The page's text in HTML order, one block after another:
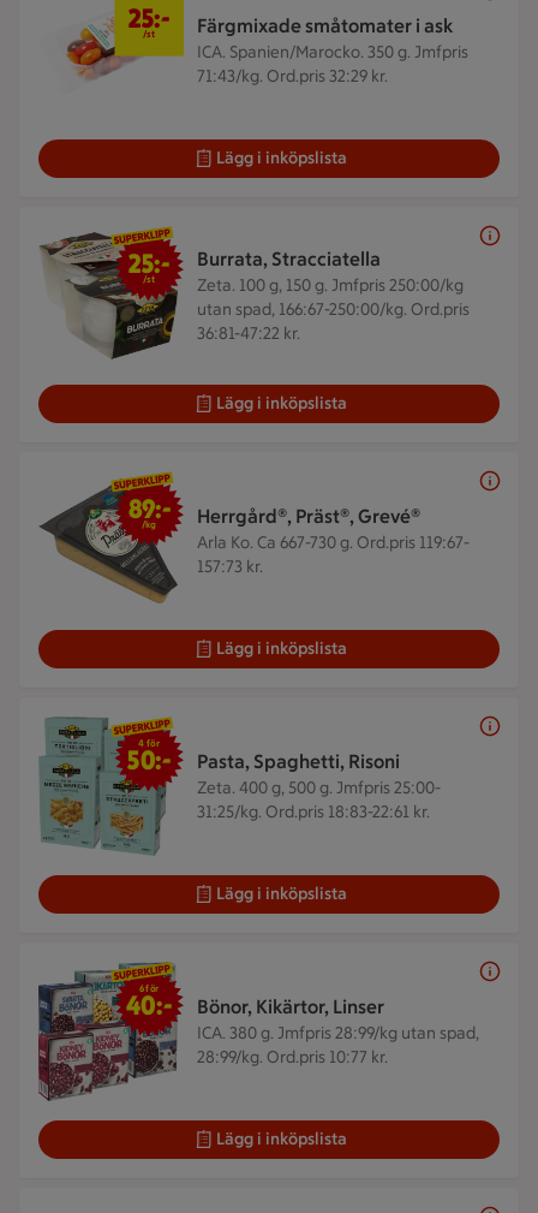
Färgmixade småtomater i ask
ICA. Spanien/Marocko. 350 g. Jmfpris
71:43/kg. Ord.pris 32:29 kr.
25:-
/st
Lägg i inköpslista
Burrata, Stracciatella
Zeta. 100 g, 150 g. Jmfpris 250:00/kg
utan spad, 166:67-250:00/kg. Ord.pris
36:81-47:22 kr.
25 kr/st
25:-
/st
Lägg i inköpslista
Herrgård®, Präst®, Grevé®
Arla Ko. Ca 667-730 g. Ord.pris 119:67-
157:73 kr.
89 kr/kg
89:-
/kg
Lägg i inköpslista
Pasta, Spaghetti, Risoni
Zeta. 400 g, 500 g. Jmfpris 25:00-
31:25/kg. Ord.pris 18:83-22:61 kr.
4 för 50 kr
4 för
50:-
Lägg i inköpslista
Bönor, Kikärtor, Linser
ICA. 380 g. Jmfpris 28:99/kg utan spad,
28:99/kg. Ord.pris 10:77 kr.
6 för 40 kr
6 för
40:-
Lägg i inköpslista